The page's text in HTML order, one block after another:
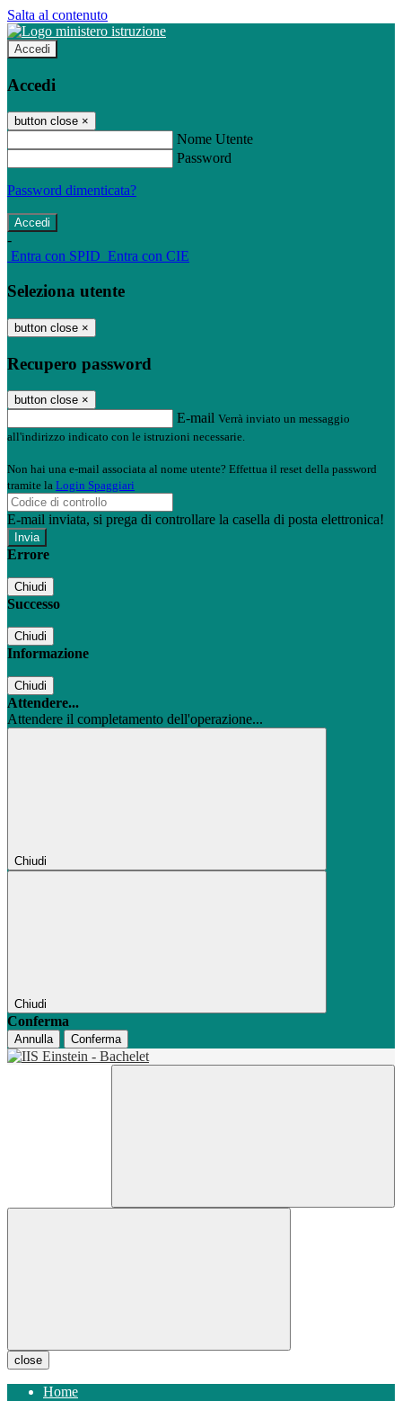
Salta al contenuto
Accedi
Accedi
button close ×
Nome Utente
Password
Password dimenticata?
-
Entra con SPID Entra con CIE
Seleziona utente
button close ×
Recupero password
button close ×
E-mail Verrà inviato un messaggio
all'indirizzo indicato con le istruzioni necessarie.
Non hai una e-mail associata al nome utente? Effettua il reset della password
tramite la Login Spaggiari
E-mail inviata, si prega di controllare la casella di posta elettronica!
Errore
Chiudi
Successo
Chiudi
Informazione
Chiudi
Attendere...
Attendere il completamento dell'operazione...
Chiudi
Chiudi
Conferma
Annulla Conferma
close
Home